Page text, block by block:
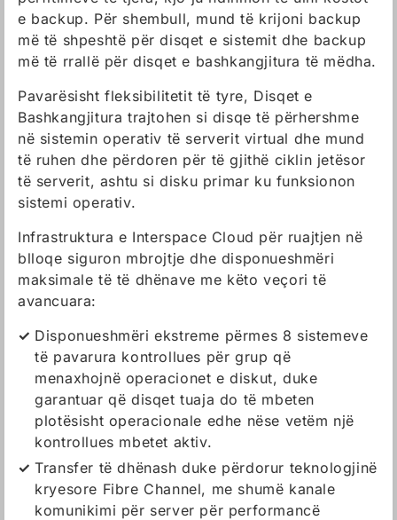
e backup. Për shembull, mund të krijoni backup
më të shpeshtë për disqet e sistemit dhe backup
më të rrallë për disqet e bashkangjitura të mëdha.
Pavarësisht fleksibilitetit të tyre, Disqet e
Bashkangjitura trajtohen si disqe të përhershme
në sistemin operativ të serverit virtual dhe mund
të ruhen dhe përdoren për të gjithë ciklin jetësor
të serverit, ashtu si disku primar ku funksionon
sistemi operativ.
Infrastruktura e Interspace Cloud për ruajtjen në
blloqe siguron mbrojtje dhe disponueshmëri
maksimale të të dhënave me këto veçori të
avancuara:
Disponueshmëri ekstreme përmes 8 sistemeve
të pavarura kontrollues për grup që
menaxhojnë operacionet e diskut, duke
garantuar që disqet tuaja do të mbeten
plotësisht operacionale edhe nëse vetëm një
kontrollues mbetet aktiv.
Transfer të dhënash duke përdorur teknologjinë
kryesore Fibre Channel, me shumë kanale
komunikimi për server për performancë